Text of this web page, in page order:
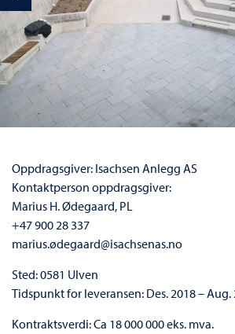
Previous
Oppdragsgiver: Isachsen Anlegg AS
Kontaktperson oppdragsgiver:
Marius H. Ødegaard, PL
+47 900 28 337
marius.ødegaard@isachsenas.no
Sted: 0581 Ulven
Tidspunkt for leveransen: Des. 2018 – Aug.
Kontraktsverdi: Ca 18 000 000 eks. mva.